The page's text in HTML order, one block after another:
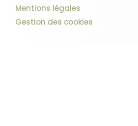
Mentions légales
Gestion des cookies